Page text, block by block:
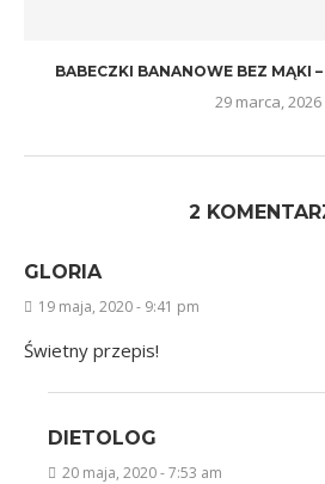
BABECZKI BANANOWE BEZ MĄKI
29 marca, 2026
2
GLORIA
19 maja, 2020 - 9:41 pm
Świetny przepis!
DIETOLOG
20 maja, 2020 - 7:53 am